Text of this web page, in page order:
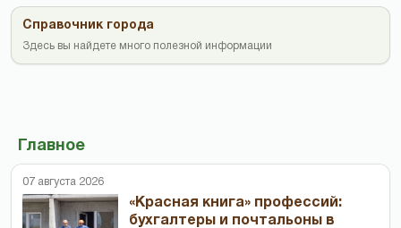
Справочник города
Здесь вы найдете много полезной информации
Главное
07 августа 2026
«Красная книга» профессий:
бухгалтеры и почтальоны в